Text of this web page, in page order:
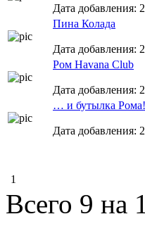
Дата добавления:
Пина Колада
Дата добавления:
Ром Havana Club
Дата добавления:
… и бутылка Рома!
Дата добавления:
1
Всего 9 на